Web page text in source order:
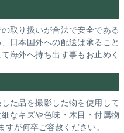
取り扱いが合法で安全である
日本国外への配送は承ること
海外へ持ち出す事もお止めく
た品を撮影した物を使用して
なキズや色味・木目・付属物
が何卒ご容赦ください。